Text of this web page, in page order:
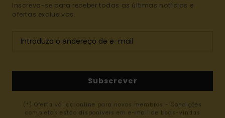
Inscreva-se para receber todas as últimas notícias e
ofertas exclusivas.
Subscrever
(*) Oferta válida online para novos membros - Condições
completas estão disponíveis em e-mail de boas-vindas